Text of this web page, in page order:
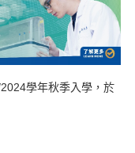
學年秋季入學，於